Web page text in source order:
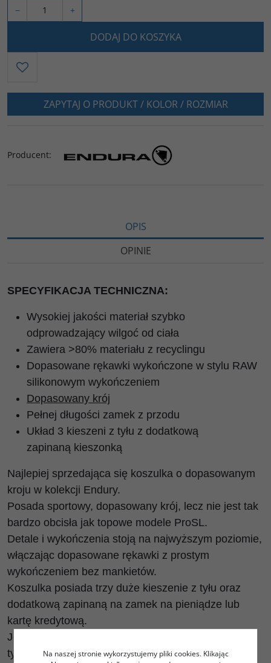
− +
DODAJ DO KOSZYKA
ZAPYTAJ O PRODUKT / KOLOR / ROZMIAR
Producent:
OPIS
OPINIE
SPECYFIKACJA TECHNICZNA:
Wysokiej jakości materiał szybko
odprowadzający wilgoć od ciała
Zawiera >80% materiału z recyclingu
Dopasowane rękawki wykończone w stylu RAW
silikonowym wykończeniem
Dopasowany krój
Pełnej długości zamek z przodu
Układ 3 kieszeni z tyłu z dodatkową
zapinaną kieszonką
Najlepiej sprzedająca się koszulka o dopasowanym
kroju w kolekcji Endury.
Posada sportowy, dopasowany krój, lecz nie jest tak
bardzo obcisła jak topowe modele ProSL.
Detale i wykończenia stoją na najwyższym poziomie,
włączając dopasowane rękawki z prostym
wykończeniem bez mankietów.
Koszulka posiada trzy duże kieszenie z tyłu oraz
dodatkową zapinaną na zamek na pieniądze lub
kartę kredytową.
Jeśli szukasz najbardziej uniwersalnej koszulki tego
typu - dobrze trafiłeś!
Na naszej stronie wykorzystujemy pliki cookies. Klikając